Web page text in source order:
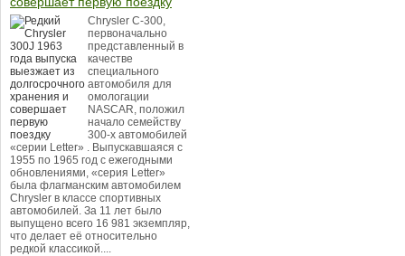
Chrysler C-300,
первоначально
представленный в
качестве
специального
автомобиля для
омологации
NASCAR, положил
начало семейству
300-х автомобилей
«серии Letter» . Выпускавшаяся с
1955 по 1965 год с ежегодными
обновлениями, «серия Letter»
была флагманским автомобилем
Chrysler в классе спортивных
автомобилей. За 11 лет было
выпущено всего 16 981 экземпляр,
что делает её относительно
редкой классикой....